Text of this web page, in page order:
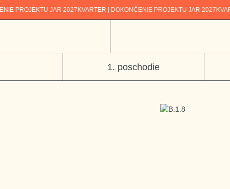
JAR 2027KVARTER | DOKONČENIE PROJEKTU JAR 2027KVARTER |
1. poschodie